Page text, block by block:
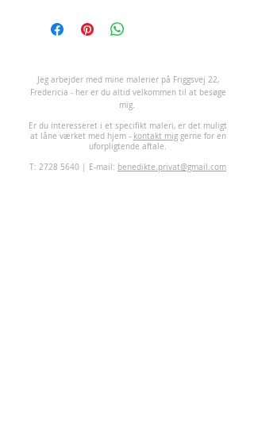
eg arbejder med mine malerier på Friggsvej 22,
Fredericia - her er du altid velkommen til at besøge
mig.
Er du interesseret i et specifikt maleri, er det muligt
at låne værket med hjem - kontakt miggerne for en
uforpligtende aftale.
T: 2728 5640 | E-mail: benedikte.privat@gmail.com